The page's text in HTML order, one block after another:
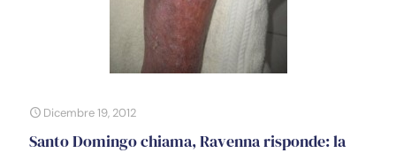
Dicembre 19, 2012
Santo Domingo chiama, Ravenna risponde: la